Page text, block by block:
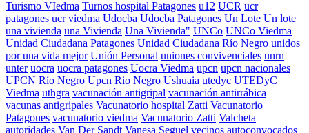
Turismo VIedma Turnos hospital Patagones u12 UCR ucr
patagones ucr viedma Udocba Udocba Patagones Un Lote Un lote
una vivienda una Vivienda Una Vivienda" UNCo UNCo Viedma
Unidad Ciudadana Patagones Unidad Ciudadana Río Negro unidos
por una vida mejor Unión Personal uniones convivenciales unrn
unter uocra uocra patagones Uocra Viedma upcn upcn nacionales
UPCN Río Negro Upcn Rio Negro Ushuaia utedyc UTEDyC
Viedma uthgra vacunación antigripal vacunación antirrábica
vacunas antigripales Vacunatorio hospital Zatti Vacunatorio
Patagones vacunatorio viedma Vacunatorio Zatti Valcheta
autoridades Van Der Sandt Vanesa Seguel vecinos autoconvocados